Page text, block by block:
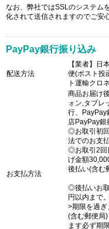
なお、弊社ではSSLのシステム
化されて送信されますのでご安
PayPay銀行振り込み
配送方法
【業者】
便(ポスト
ト運輸クロ
お支払方法
商品お届け
ォン,タブレ
行、PayPay
店PayPay銀
◎お取引初
法でのお支
◎お取引2回
げ金額
後払い(含む
◎後払いお
円以内まで
>期限を過
(含む郵便局
ます必ず期